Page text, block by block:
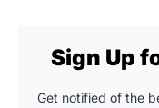
Sign Up
Get notified of the